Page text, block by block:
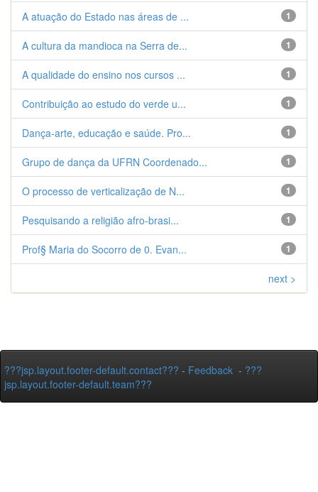
1
A atuação do Estado nas áreas de ...
1
A cultura da mandioca na Serra de...
1
A qualidade do ensino nos cursos ...
1
Contribuição ao estudo do verde u...
1
Dança-arte, educação e saúde. Pro...
1
Grupo de dança da UFRN Coordenado...
1
O processo de verticalização de N...
1
Pesquisando a religião afro-brasi...
1
Prof§ Maria do Socorro de 0. Evan...
next >
???jsp.layout.footer-default.contact??? - Feedback - ???
jsp.layout.footer-default.team???